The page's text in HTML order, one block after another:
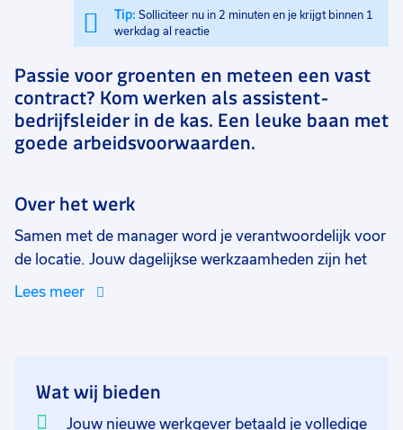
Tip: Solliciteer nu in 2 minuten en je krijgt binnen 1
werkdag al reactie
Passie voor groenten en meteen een vast
contract? Kom werken als assistent-
bedrijfsleider in de kas. Een leuke baan met
goede arbeidsvoorwaarden.
Over het werk
Samen met de manager word je verantwoordelijk voor
de locatie. Jouw dagelijkse werkzaamheden zijn het
aansturen van de medewerkers in de kas,
bestrijdingsmiddelen sproeien. Hiervoor kan je ook via
jouw nieuwe werkgever je spuitlicentie voor halen. Je
Lees meer
Wat wij bieden
Jouw nieuwe werkgever betaald je volledige